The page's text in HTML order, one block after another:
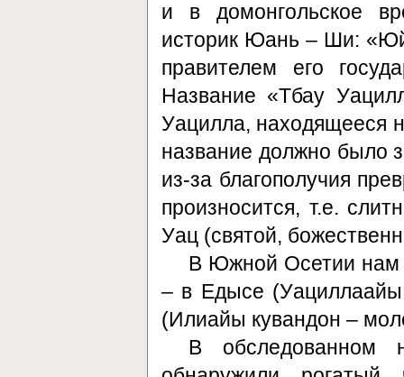
и в домонгольское
историк Юань – Ши:
правителем его
Название «Тбау
Уацилла, находящееся
название должно было
из-за благополучия
произносится, т.е.
Уац (святой,
В Южной Осетии нам
– в Едысе
(Илиайы кувандон –
В